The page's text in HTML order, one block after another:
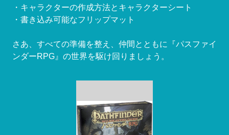
・キャラクターの作成方法とキャラクターシート
・書き込み可能なフリップマット
さあ、すべての準備を整え、仲間とともに『パスファイ
ンダーRPG』の世界を駆け回りましょう。